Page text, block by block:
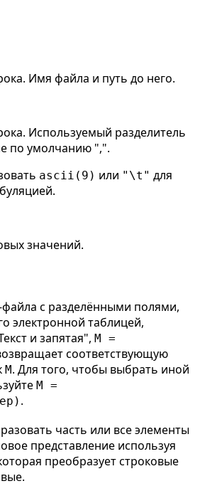
Имя файла и путь до него.
Используемый разделитель
по умолчанию ",".
ascii(9) или "\t" для
значений.
файла с разделёнными полями,
электронной таблицей,
и запятая", М =
соответствующую
M. Для того, чтобы выбрать иной
M =
.
часть или все элементы
представление используя
преобразует строковые